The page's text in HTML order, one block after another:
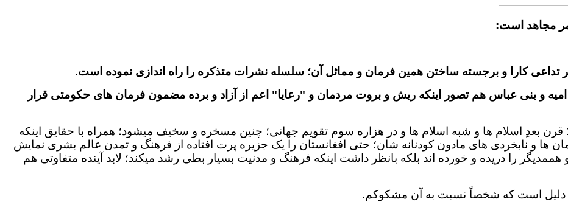
مجاهد است:
کارا و برجسته ساختن همین فرمان و مماثل آن؛ سلسله نشرات متذکره را راه اندازی نموده است.
امیه و بنی عباس هم تصور اینکه ریش و بروت مردمان و "رعایا" اعم از آزاد و برده مضمون فرمان های حکومتی قرار
اینکه فرمان حکومتی منسوب به ملا محمد عمر در 14 قرن بعدِ اسلام ها و شبه اسلام ها و در هزاره سوم تقویم جهانی؛ چنین مسخره و سخیف میشود؛ همراه با حقایق اینکه
ها و نابخردی های مادون کودنانه شان؛ حتی افغانستان را یک جزیره پرت افتاده از فرهنگ و تمدن عالم بشری نمایش
هممدیگر را دریده و خورده اند بلکه بانظر داشت اینکه فرهنگ و مدنیت بسیار بطی رشد میکند؛ لابد آینده متفاوتی هم
دلیل است که شخصاً نسبت به آن مشکوکم.